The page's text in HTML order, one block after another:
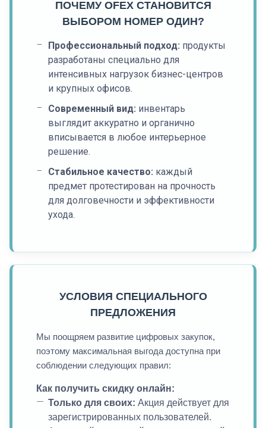
ПОЧЕМУ OFEX СТАНОВИТСЯ
ВЫБОРОМ НОМЕР ОДИН?
Профессиональный подход: продукты
разработаны специально для
интенсивных нагрузок бизнес-центров
и крупных офисов.
Современный вид: инвентарь
выглядит аккуратно и органично
вписывается в любое интерьерное
решение.
Стабильное качество: каждый
предмет протестирован на прочность
для долговечности и эффективности
ухода.
УСЛОВИЯ СПЕЦИАЛЬНОГО
ПРЕДЛОЖЕНИЯ
Мы поощряем развитие цифровых закупок,
поэтому максимальная выгода доступна при
соблюдении следующих правил:
Как получить скидку онлайн:
Только для своих: Акция действует для
зарегистрированных пользователей.